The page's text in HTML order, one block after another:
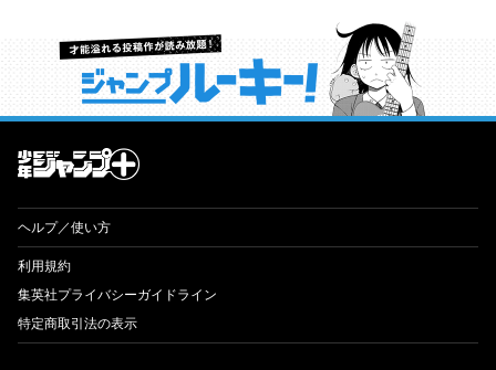
才能溢れる投稿作が読み放題！ ジャンプルーキー！
ヘルプ／使い方
利用規約
集英社プライバシーガイドライン
特定商取引法の表示